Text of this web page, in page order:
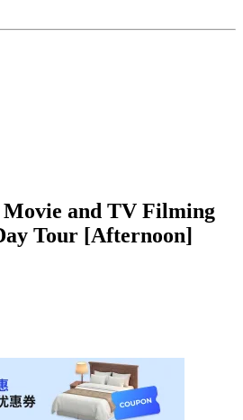
and TV Filming
Tour [Afternoon]